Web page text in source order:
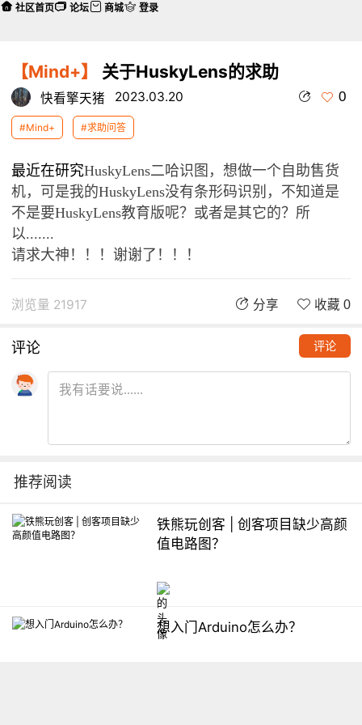
【Mind+】 关于HuskyLens的求助
快看擎天猪 2023.03.20 0
#Mind+ #求助问答
最近在研究HuskyLens二哈识图，想做一个自助售货
机，可是我的HuskyLens没有条形码识别，不知道是
不是要HuskyLens教育版呢？或者是其它的？ 所
以.......
请求大神！！！谢谢了！！！
浏览量 21917 分享 收藏 0
评论 评论
推荐阅读
铁熊玩创客 | 创客项目缺少高颜
值电路图？
想入门Arduino怎么办？
社区首页 论坛 商城 登录